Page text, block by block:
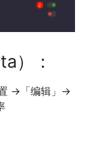
）：
→「编辑」→